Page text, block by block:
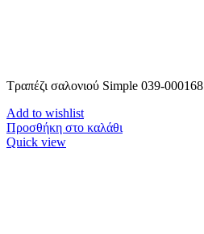
Τραπέζι σαλονιού Simple 039-000168
Add to wishlist
Προσθήκη στο καλάθι
Quick view